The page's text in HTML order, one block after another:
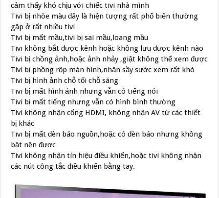
cảm thấy khó chịu với chiếc tivi nhà mình
Tivi bị nhòe màu đây là hiện tượng rất phổ biến thường
gặp ở rất nhiều tivi
Tivi bị mất mầu,tivi bị sai mầu,loang mầu
Tivi không bắt được kênh hoặc không lưu được kênh nào
Tivi bị chồng ảnh,hoặc ảnh nhảy ,giật không thể xem được
Tivi bị phồng rộp màn hình,nhăn sầy sước xem rất khó
Tivi bị hình ảnh chỗ tối chỗ sáng
Tivi bị mất hình ảnh nhưng vẫn có tiếng nói
Tivi bị mất tiếng nhưng vẫn có hình bình thường
Tivi không nhận cổng HDMI, không nhận AV từ các thiết
bị khác
Tivi bị mất đèn báo nguồn,hoặc có đèn báo nhưng không
bật nên được
Tivi không nhận tín hiệu điều khiển,hoặc tivi không nhận
các nút công tắc điều khiển bằng tay.